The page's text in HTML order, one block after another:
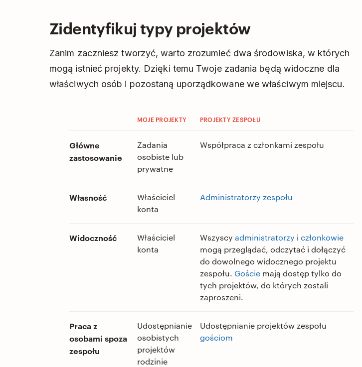
Zidentyfikuj typy projektów
Zanim zaczniesz tworzyć, warto zrozumieć dwa środowiska, w których
mogą istnieć projekty. Dzięki temu Twoje zadania będą widoczne dla
właściwych osób i pozostaną uporządkowane we właściwym miejscu.
MOJE PROJEKTY PROJEKTY ZESPOŁU
Główne
zastosowanie
Zadania
osobiste lub
prywatne
Współpraca z członkami zespołu
Własność
Właściciel
konta
Administratorzy zespołu
Widoczność
Właściciel
konta
Wszyscy administratorzy i członkowie
mogą przeglądać, odczytać i dołączyć
do dowolnego widocznego projektu
zespołu. Goście mają dostęp tylko do
tych projektów, do których zostali
zaproszeni.
Praca z
osobami spoza
zespołu
Udostępnianie
osobistych
projektów
rodzinie
Udostępnianie projektów zespołu
gościom